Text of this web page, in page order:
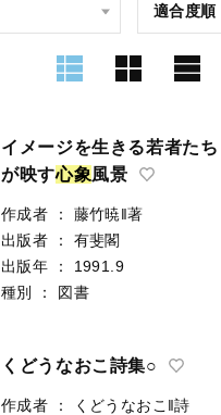
イメージを生きる若者た
が映す心象風景
作成者 ：
藤竹暁‖著
出版者
：
有斐閣
出版年
：
1991.9
種別
： 図書
くどうなおこ詩集○
作成者 ：
くどうなおこ‖詩